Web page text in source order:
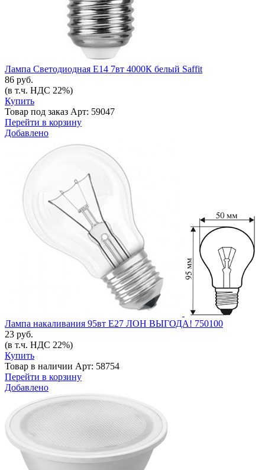
Лампа Светодиодная Е14 7вт 4000К белый Saffit
86 руб.
(в т.ч. НДС 22%)
Купить
Товар под заказ Арт: 59047
Перейти в корзину
Добавлено
Лампа накаливания 95вт Е27 ЛОН ВЫГОДА! 750100
23 руб.
(в т.ч. НДС 22%)
Купить
Товар в наличии Арт: 58754
Перейти в корзину
Добавлено